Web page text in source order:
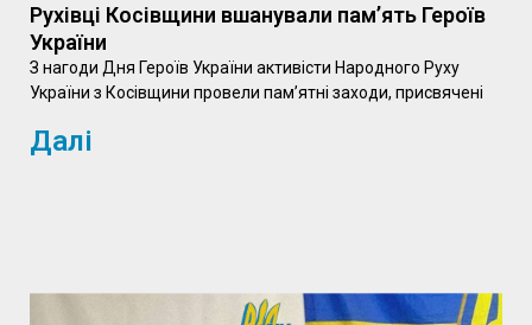
Рухівці Косівщини вшанували пам’ять Героїв
України
З нагоди Дня Героїв України активісти Народного Руху
України з Косівщини провели пам’ятні заходи, присвячені
Далі